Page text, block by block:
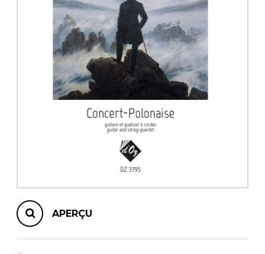
AUTRES PRODUITS
APERÇU